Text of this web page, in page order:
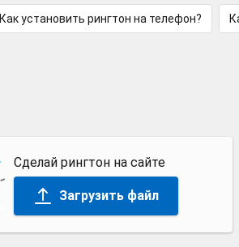
Как установить рингтон на телефон?
Сделай рингтон на сайте
Загрузить файл